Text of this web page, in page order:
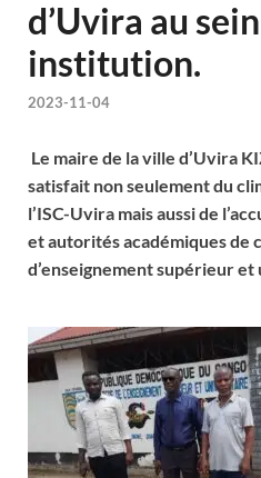
d’Uvira au
institution.
2023-11-04
Le maire de la ville d’Uvira
satisfait non seulement du
l’ISC-Uvira mais aussi de
et autorités académiques de
d’enseignement supérieur